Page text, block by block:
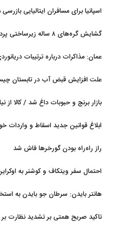
اسپانیا برای مسافران ایتالیایی
گشایش گره‌های ۸ ساله زیرساختی پردیس با شتابدهی توسعه
عمان: مذاکرات درباره ترتیبات
علت افزایش قبض آب در تابستان
بازار برنج و حبوبات داغ شد / کالا از
راز راه‌راه بودن گورخرها فاش شد
احتمال سفر ویتکاف و کوشنر به
هانتر بایدن: سرطان جو بایدن به
تاکید صریح همتی بر تشدید نظارت